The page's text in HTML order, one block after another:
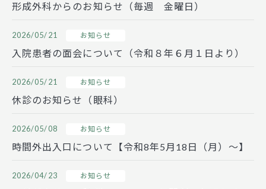
形成外科からのお知らせ（毎週 金曜日）
2026/05/21 お知らせ
入院患者の面会について（令和８年６月１日より）
2026/05/21 お知らせ
休診のお知らせ（眼科）
2026/05/08 お知らせ
時間外出入口について【令和8年5月18日（月）～】
2026/04/23 お知らせ